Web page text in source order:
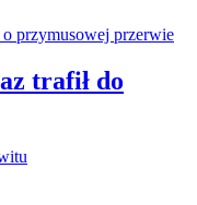
trafił do